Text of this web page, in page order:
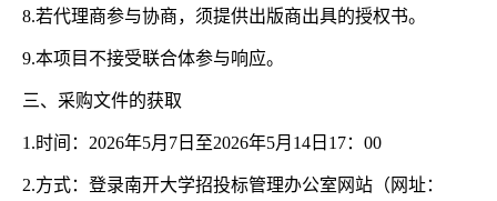
8.若代理商参与协商，须提供出版商出具的授权书。
9.本项目不接受联合体参与响应。
三、采购文件的获取
1.时间：2026年5月7日至2026年5月14日17：00
2.方式：登录南开大学招投标管理办公室网站（网址：